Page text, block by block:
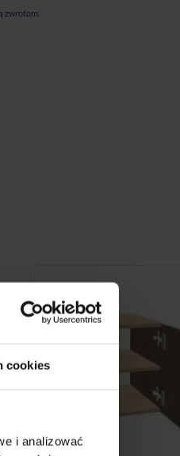
cookies
i analizować
zwrotom.